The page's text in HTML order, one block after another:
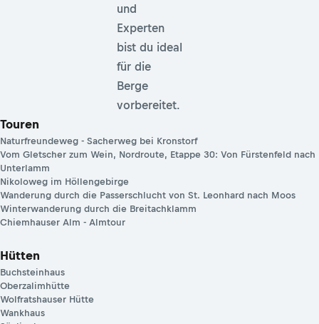
und
Experten
bist du ideal
für die
Berge
vorbereitet.
Touren
Naturfreundeweg - Sacherweg bei Kronstorf
Vom Gletscher zum Wein, Nordroute, Etappe 30: Von Fürstenfeld nach
Unterlamm
Nikoloweg im Höllengebirge
Wanderung durch die Passerschlucht von St. Leonhard nach Moos
Winterwanderung durch die Breitachklamm
Chiemhauser Alm - Almtour
Hütten
Buchsteinhaus
Oberzalimhütte
Wolfratshauser Hütte
Wankhaus